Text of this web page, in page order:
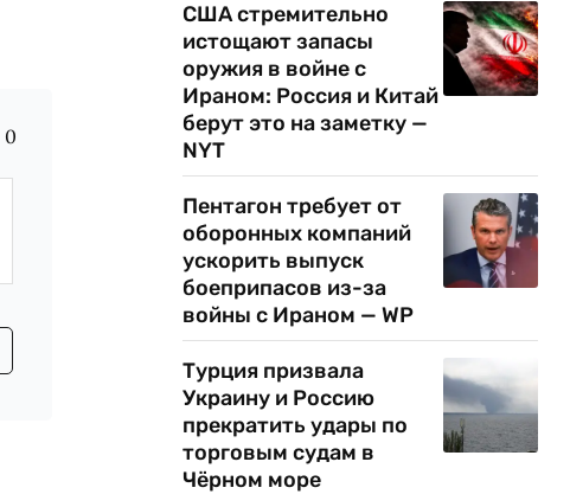
0
США стремительно
истощают запасы
оружия в войне с
Ираном: Россия и Китай
берут это на заметку —
NYT
Пентагон требует от
оборонных компаний
ускорить выпуск
боеприпасов из-за
войны с Ираном — WP
Турция призвала
Украину и Россию
прекратить удары по
торговым судам в
Чёрном море